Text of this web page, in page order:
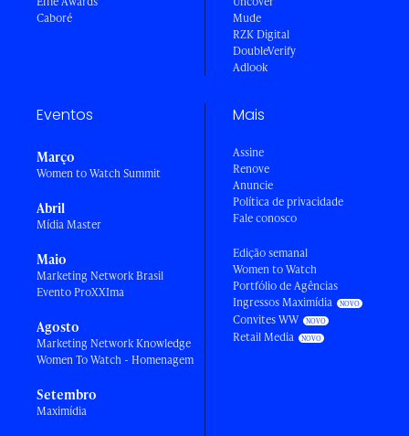
Caboré
Mude
RZK Digital
DoubleVerify
Adlook
Eventos
Março
Women to Watch Summit
Abril
Mídia Master
Maio
Marketing Network Brasil
Evento ProXXIma
Agosto
Marketing Network Knowledge
Women To Watch - Homenagem
Setembro
Maximídia
Mais
Assine
Renove
Anuncie
Política de privacidade
Fale conosco
Edição semanal
Women to Watch
Portfólio de Agências
Ingressos Maximídia
Convites WW
Retail Media